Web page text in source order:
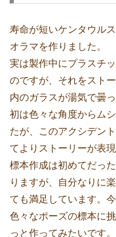
寿命が短いケンタウル
オラマを作りました。
実は製作中にプラスチ
のですが、それをスト
内のガラスが湯気で曇
初は色々な角度からム
たが、このアクシデン
てよりストーリーが表
標本作成は初めてだっ
りますが、自分なりに
ても満足しています。
色々なポーズの標本に
っと作ってみたいです。